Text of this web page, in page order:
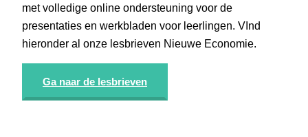
met volledige online ondersteuning voor de
presentaties en werkbladen voor leerlingen. VInd
hieronder al onze lesbrieven Nieuwe Economie.
Ga naar de lesbrieven